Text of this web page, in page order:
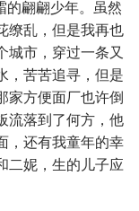
的翩翩少年。虽然
缭乱，但是我再也
城市，穿过一条又
，苦苦追寻，但是
家方便面厂也许倒
流落到了何方，他
，还有我童年的幸
二妮，生的儿子应